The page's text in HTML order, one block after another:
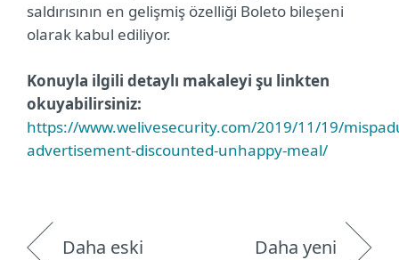
saldırısının en gelişmiş özelliği Boleto bileşeni
olarak kabul ediliyor.
Konuyla ilgili detaylı makaleyi şu linkten
okuyabilirsiniz:
https://www.welivesecurity.com/2019/11/19/
advertisement-discounted-unhappy-meal/
Daha eski Daha yeni